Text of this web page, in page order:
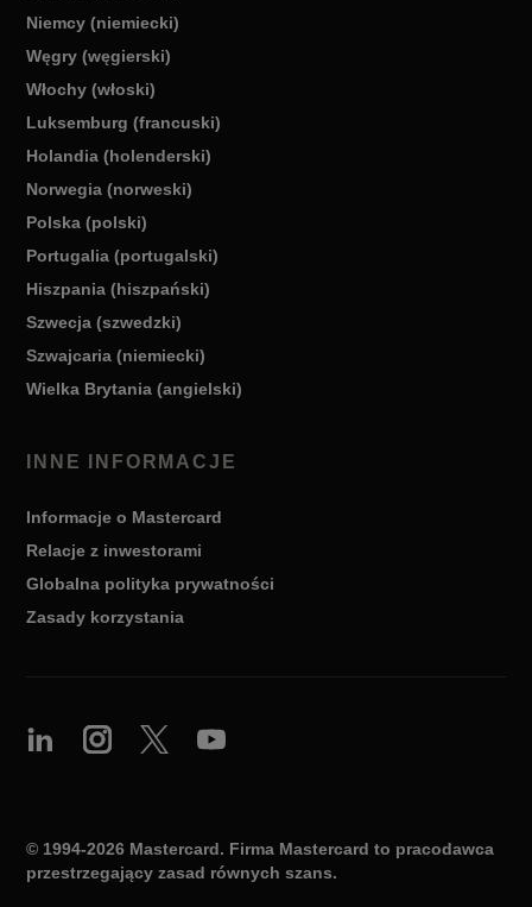
Niemcy (niemiecki)
Węgry (węgierski)
Włochy (włoski)
Luksemburg (francuski)
Holandia (holenderski)
Norwegia (norweski)
Polska (polski)
Portugalia (portugalski)
Hiszpania (hiszpański)
Szwecja (szwedzki)
Szwajcaria (niemiecki)
Wielka Brytania (angielski)
INNE INFORMACJE
Informacje o Mastercard
Relacje z inwestorami
Globalna polityka prywatności
Zasady korzystania
© 1994-2026 Mastercard. Firma Mastercard to pracodawca
przestrzegający zasad równych szans.